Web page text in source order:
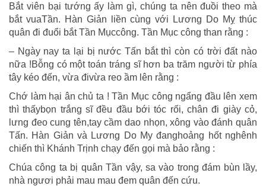
Bắt viên bại tướng ấy làm gì, chúng ta nên đuồi theo mà
bắt vuaTần. Hàn Giản liền cùng với Lương Do Mỵ thúc
quân đi đuổi bắt Tần Mụccông. Tần Mục công than rằng :
– Ngày nay ta lại bị nước Tấn bắt thì còn có trời đất nào
nữa !Bỗng có một toán tráng sĩ hơn ba trăm người từ phía
tây kéo đến, vừa đivừa reo ầm lên rằng :
Chớ làm hại ân chủ ta ! Tần Mục công ngẩng đầu lên xem
thì thấybọn trắng sĩ đều đầu bới tóc rối, chân đi giày cỏ,
lưng đeo cung tên,tay cầm dao nhọn, xông vào đánh quân
Tấn. Hàn Giản và Lương Do My đanghoảng hốt nghênh
chiến thì Khánh Trịnh chạy đến gọi mà bảo rằng :
Chúa công ta bị quân Tần vậy, sa vào trong đám bùn lầy,
nhà ngươi phải mau mau đem quân đến cứu.